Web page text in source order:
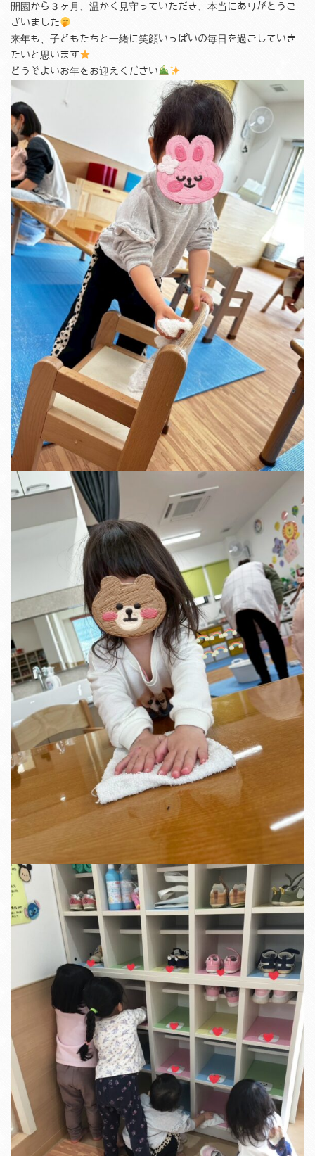
開園から３ヶ月、温かく見守っていただき、本当にありがとうご
ざいました
来年も、子どもたちと一緒に笑顔いっぱいの毎日を過ごしていき
たいと思います
どうぞよいお年をお迎えください